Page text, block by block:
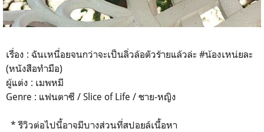
เรื่อง : ฉันเหนื่อยจนกว่าจะเป็นลิ่วล้อตัวร้ายแล้วล่ะ #น้องเหน่ยละ
(หนังสือทำมือ)
ผู้แต่ง : เมพหมี
Genre : แฟนตาซี / Slice of Life / ชาย-หญิง
* รีวิวต่อไปนี้อาจมีบางส่วนที่สปอยล์เนื้อหา